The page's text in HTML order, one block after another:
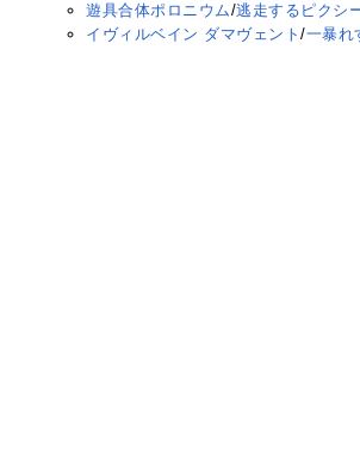
遊具合体ポロニウム/逃走するピクシ
イヴィルベイン ダマヴェント/一暴れ